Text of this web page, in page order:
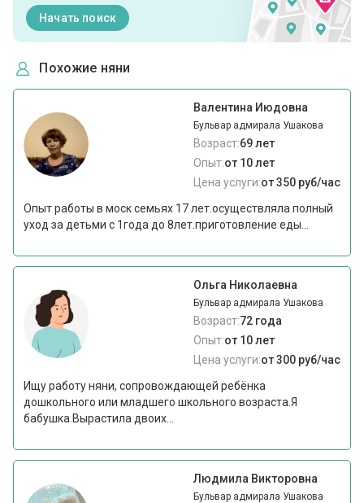
Начать поиск
Похожие няни
Валентина Июдовна
Бульвар адмирала Ушакова
Возраст:69 лет
Опыт:от 10 лет
Цена услуги:от 350 руб/час
Опыт работы в моск семьях 17 лет.осуществляла полный
уход за детьми с 1года до 8лет.приготовление еды...
Ольга Николаевна
Бульвар адмирала Ушакова
Возраст:72 года
Опыт:от 10 лет
Цена услуги:от 300 руб/час
Ищу работу няни, сопровождающей ребёнка
дошкольного или младшего школьного возраста.Я
бабушка.Вырастила двоих...
Людмила Викторовна
Бульвар адмирала Ушакова